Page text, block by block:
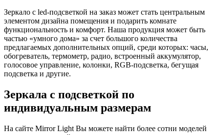
Зеркало с led-подсветкой на заказ может стать центральным
элементом дизайна помещения и подарить комнате
функциональность и комфорт. Наша продукция может быть
частью «умного дома» за счет большого количества
предлагаемых дополнительных опций, среди которых: часы,
обогреватель, термометр, радио, встроенный аккумулятор,
голосовое управление, колонки, RGB-подсветка, бегущая
подсветка и другие.
Зеркала с подсветкой по
индивидуальным размерам
На сайте Mirror Light Вы можете найти более сотни моделей